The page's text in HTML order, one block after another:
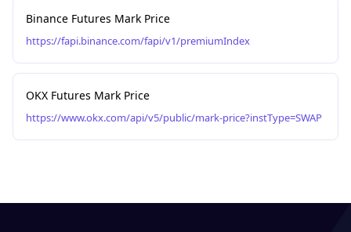
Binance Futures Mark Price
https://fapi.binance.com/fapi/v1/premiumIndex
OKX Futures Mark Price
https://www.okx.com/api/v5/public/mark-price?instType=SWAP